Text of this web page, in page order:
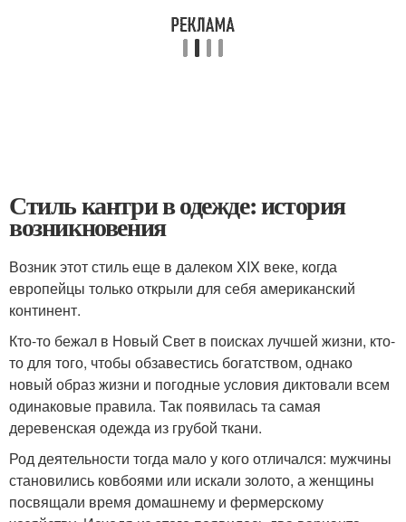
Стиль кантри в одежде: история
возникновения
Возник этот стиль еще в далеком XIX веке, когда
европейцы только открыли для себя американский
континент.
Кто-то бежал в Новый Свет в поисках лучшей жизни, кто-
то для того, чтобы обзавестись богатством, однако
новый образ жизни и погодные условия диктовали всем
одинаковые правила. Так появилась та самая
деревенская одежда из грубой ткани.
Род деятельности тогда мало у кого отличался: мужчины
становились ковбоями или искали золото, а женщины
посвящали время домашнему и фермерскому